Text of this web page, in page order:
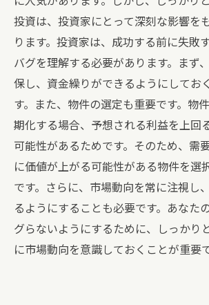
投資は、投資家にとって深刻な影響を
ります。投資家は、成功する前に失敗
バグを理解する必要があります。まず
保し、資金繰りができるようにしてお
す。また、物件の選定も重要です。物
期化する場合、予想される利益を上回
可能性があるためです。そのため、需
に価値が上がる可能性がある物件を選
です。さらに、市場動向を常に注視し
るようにすることも必要です。あなた
グらないようにするために、しっかり
に市場動向を意識しておくことが重要で